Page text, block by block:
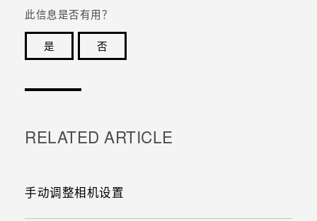
此信息是否有用？
是
否
RELATED ARTICLE
手动调整相机设置